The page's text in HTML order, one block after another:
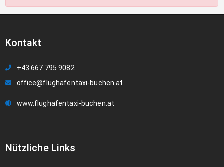
Kontakt
+43 667 795 9082
office@flughafentaxi-buchen.at
www.flughafentaxi-buchen.at
Nützliche Links